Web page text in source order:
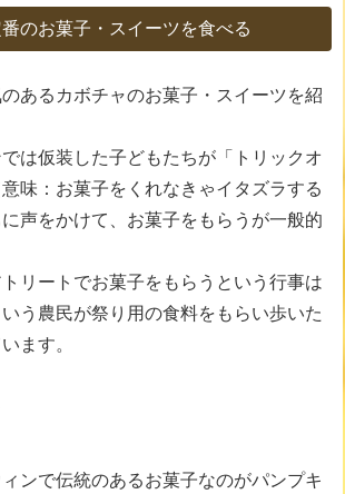
のお菓子・スイーツを食べる
あるカボチャのお菓子・スイーツを紹
は仮装した子どもたちが「トリックオ
味：お菓子をくれなきゃイタズラする
声をかけて、お菓子をもらうが一般的
リートでお菓子をもらうという行事は
いう農民が祭り用の食料をもらい歩いた
ます。
ンで伝統のあるお菓子なのがパンプキ